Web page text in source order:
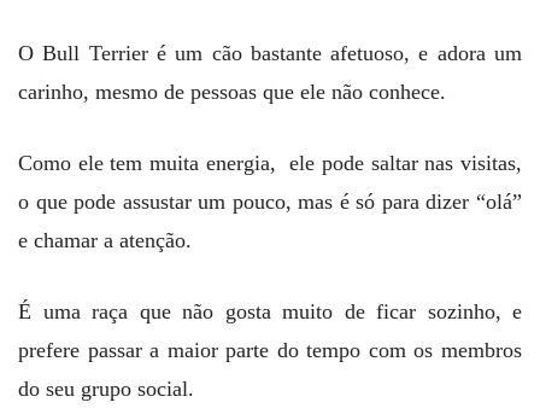
O Bull Terrier é um cão bastante afetuoso, e adora um
carinho, mesmo de pessoas que ele não conhece.
Como ele tem muita energia, ele pode saltar nas visitas,
o que pode assustar um pouco, mas é só para dizer “olá”
e chamar a atenção.
É uma raça que não gosta muito de ficar sozinho, e
prefere passar a maior parte do tempo com os membros
do seu grupo social.